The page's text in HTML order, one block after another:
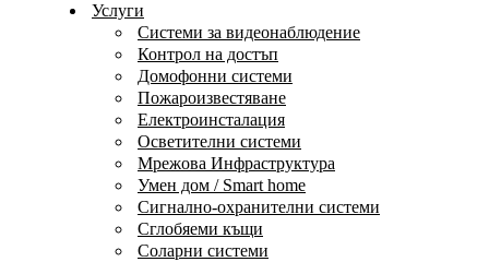
Услуги
Системи за видеонаблюдение
Контрол на достъп
Домофонни системи
Пожароизвестяване
Електроинсталация
Осветителни системи
Мрежова Инфраструктура
Умен дом / Smart home
Сигнално-охранителни системи
Сглобяеми къщи
Соларни системи